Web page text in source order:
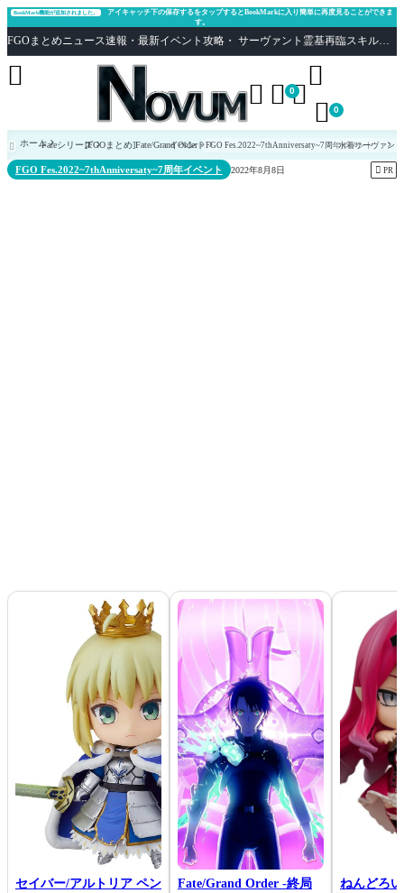
BookMark機能が追加されました。
アイキャッチ下の保存するをタップするとBookMarkに入り簡単に再度見ることができま
す。
FGOまとめニュース速報・最新イベント攻略・ サーヴァント霊基再臨スキル性能評価まとめ Fate/Grand Order
  0

 0

 ホームFateシリーズ[FGOまとめ]Fate/Grand Order
イベントFGO Fes.2022~7thAnniversaty~7周年イベント
水着サーヴァント
FGO Fes.2022~7thAnniversaty~7周年イベント 2022年8月8日  PR
セイバー/アルトリア ペン
Fate/Grand Order -終局
ねんどろ